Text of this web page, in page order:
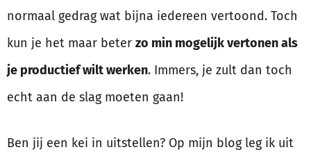
normaal gedrag wat bijna iedereen vertoond. Toch
kun je het maar beter zo min mogelijk vertonen als
je productief wilt werken. Immers, je zult dan toch
echt aan de slag moeten gaan!
Ben jij een kei in uitstellen? Op mijn blog leg ik uit